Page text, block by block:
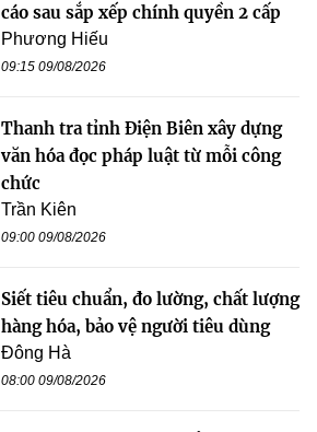
cáo sau sắp xếp chính quyền 2 cấp
Phương Hiếu
09:15 09/08/2026
Thanh tra tỉnh Điện Biên xây dựng
văn hóa đọc pháp luật từ mỗi công
chức
Trần Kiên
09:00 09/08/2026
Siết tiêu chuẩn, đo lường, chất lượng
hàng hóa, bảo vệ người tiêu dùng
Đông Hà
08:00 09/08/2026